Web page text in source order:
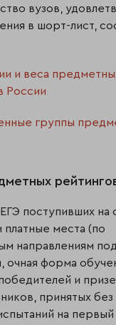
вузов,
в шорт-лист,
и веса
России
группы
поступивших на
места (по
направлениям
очная форма
и
принятых без
на